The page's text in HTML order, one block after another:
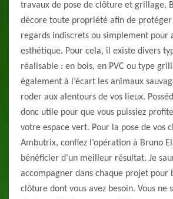
travaux de pose de clôture et grillage,
décore toute propriété afin de
regards indiscrets ou simplement pour
esthétique. Pour cela, il existe divers
réalisable : en bois, en PVC ou type
également à l’écart les animaux
roder aux alentours de vos lieux.
donc utile pour que vous puissiez
votre espace vert. Pour la pose de vos
Ambutrix, confiez l’opération à Bruno
bénéficier d’un meilleur résultat. Je
accompagner dans chaque projet pour
clôture dont vous avez besoin. Vous ne